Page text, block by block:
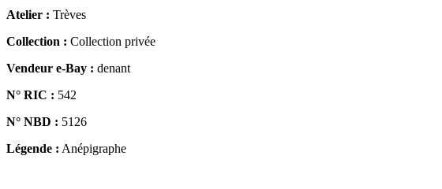
Atelier : Trèves
Collection : Collection privée
Vendeur e-Bay : denant
N° RIC : 542
N° NBD : 5126
Légende : Anépigraphe